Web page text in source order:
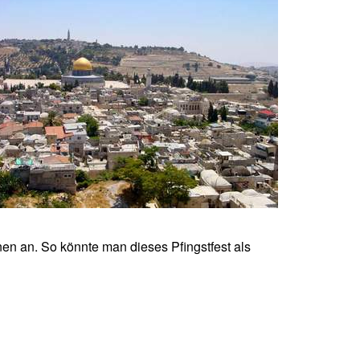
an. So könnte man dieses Pfingstfest als